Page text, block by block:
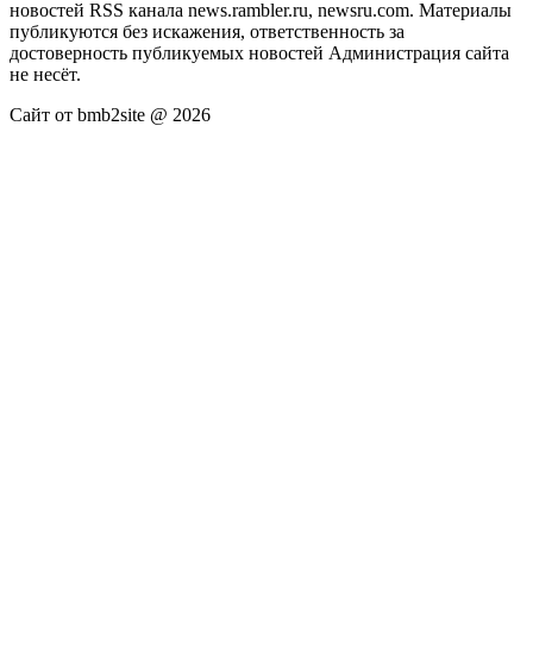
новостей RSS канала news.rambler.ru, newsru.com. Материалы
публикуются без искажения, ответственность за
достоверность публикуемых новостей Администрация сайта
не несёт.
Сайт от bmb2site @ 2026